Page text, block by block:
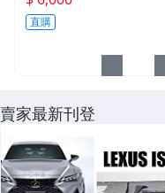
08 ET40 5孔108 銀黑車
邊 鉚釘款
直購
賣家最新刊登